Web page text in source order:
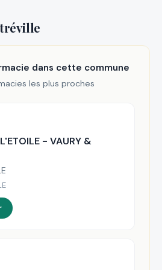
dans cette commune
les plus proches
- VAURY &